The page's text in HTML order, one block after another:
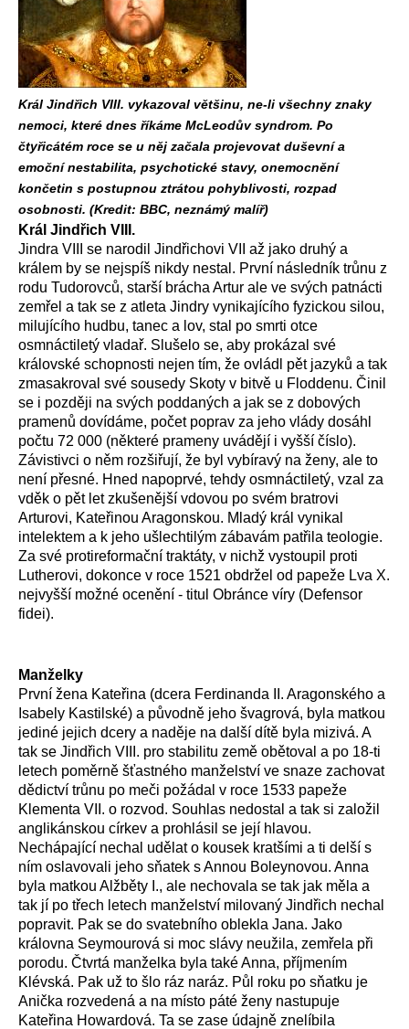
Král Jindřich VIII. vykazoval většinu, ne-li všechny znaky
nemoci, které dnes říkáme McLeodův syndrom. Po
čtyřicátém roce se u něj začala projevovat duševní a
emoční nestabilita, psychotické stavy, onemocnění
končetin s postupnou ztrátou pohyblivosti, rozpad
osobnosti. (Kredit: BBC, neznámý malíř)
Král Jindřich VIII.
Jindra VIII se narodil Jindřichovi VII až jako druhý a
králem by se nejspíš nikdy nestal. První následník trůnu z
rodu Tudorovců, starší brácha Artur ale ve svých patnácti
zemřel a tak se z atleta Jindry vynikajícího fyzickou silou,
milujícího hudbu, tanec a lov, stal po smrti otce
osmnáctiletý vladař. Slušelo se, aby prokázal své
královské schopnosti nejen tím, že ovládl pět jazyků a tak
zmasakroval své sousedy Skoty v bitvě u Floddenu. Činil
se i později na svých poddaných a jak se z dobových
pramenů dovídáme, počet poprav za jeho vlády dosáhl
počtu 72 000 (některé prameny uvádějí i vyšší číslo).
Závistivci o něm rozšiřují, že byl vybíravý na ženy, ale to
není přesné. Hned napoprvé, tehdy osmnáctiletý, vzal za
vděk o pět let zkušenější vdovou po svém bratrovi
Arturovi, Kateřinou Aragonskou. Mladý král vynikal
intelektem a k jeho ušlechtilým zábavám patřila teologie.
Za své protireformační traktáty, v nichž vystoupil proti
Lutherovi, dokonce v roce 1521 obdržel od papeže Lva X.
nejvyšší možné ocenění - titul Obránce víry (Defensor
fidei).
Manželky
První žena Kateřina (dcera Ferdinanda II. Aragonského a
Isabely Kastilské) a původně jeho švagrová, byla matkou
jediné jejich dcery a naděje na další dítě byla mizivá. A
tak se Jindřich VIII. pro stabilitu země obětoval a po 18-ti
letech poměrně šťastného manželství ve snaze zachovat
dědictví trůnu po meči požádal v roce 1533 papeže
Klementa VII. o rozvod. Souhlas nedostal a tak si založil
anglikánskou církev a prohlásil se její hlavou.
Nechápající nechal udělat o kousek kratšími a ti delší s
ním oslavovali jeho sňatek s Annou Boleynovou. Anna
byla matkou Alžběty I., ale nechovala se tak jak měla a
tak jí po třech letech manželství milovaný Jindřich nechal
popravit. Pak se do svatebního oblekla Jana. Jako
královna Seymourová si moc slávy neužila, zemřela při
porodu. Čtvrtá manželka byla také Anna, příjmením
Klévská. Pak už to šlo ráz naráz. Půl roku po sňatku je
Anička rozvedená a na místo páté ženy nastupuje
Kateřina Howardová. Ta se zase údajně znelíbila